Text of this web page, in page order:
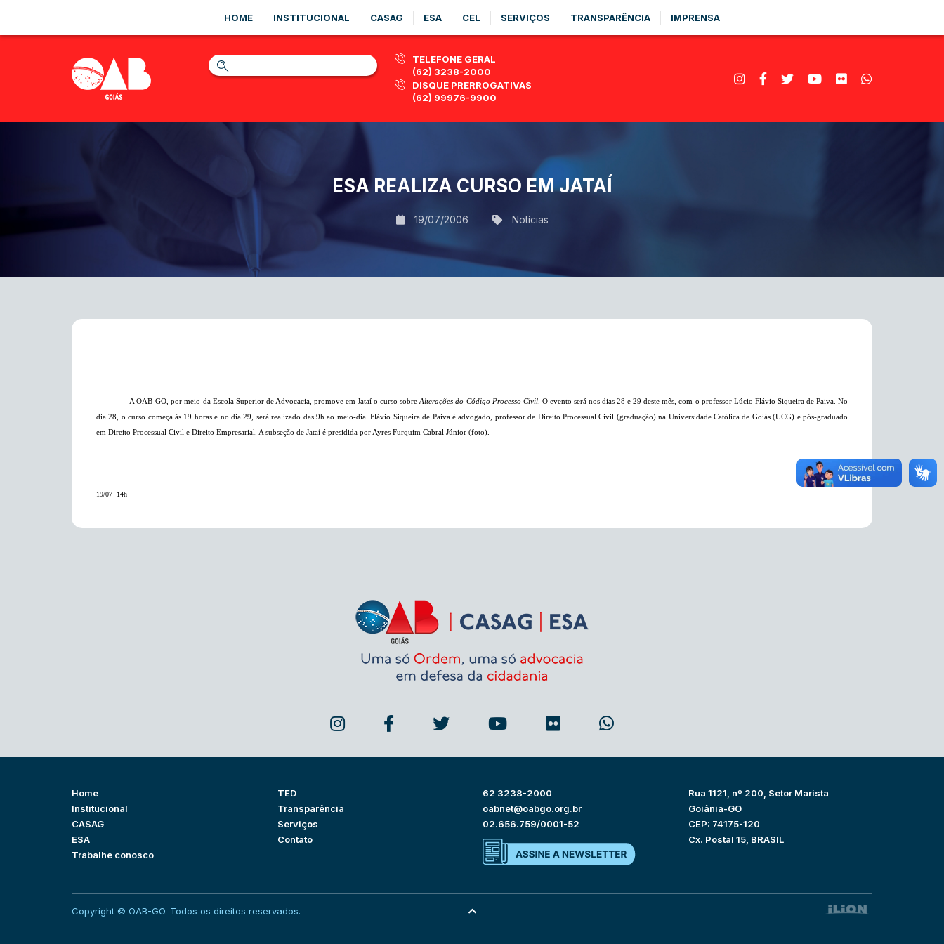
HOME INSTITUCIONAL CASAG ESA CEL SERVIÇOS TRANSPARÊNCIA IMPRENSA
TELEFONE GERAL
(62) 3238-2000
DISQUE PRERROGATIVAS
(62) 99976-9900
ESA REALIZA CURSO EM JATAÍ
19/07/2006 Notícias
A OAB-GO, por meio da Escola Superior de Advocacia, promove em Jataí o curso sobreAlterações do Código Processo Civil. O evento será nos dias 28 e 29 deste mês, com o professor Lúcio Flávio Siqueira de Paiva. No
dia 28, o curso começa às 19 horas e no dia 29, será realizado das 9h ao meio-dia.Flávio Siqueira de Paiva é advogado, professor de Direito Processual Civil (graduação) na Universidade Católica de Goiás (UCG) e pós-graduado
em Direito Processual Civil e Direito Empresarial . A subseção de Jataí é presidida por Ayres Furquim Cabral Júnior (foto).
19/07  14h
Home
Institucional
CASAG
ESA
Trabalhe conosco
TED
Transparência
Serviços
Contato
62 3238-2000
oabnet@oabgo.org.br
02.656.759/0001-52
Rua 1121, nº 200, Setor Marista
Goiânia-GO
CEP: 74175-120
Cx. Postal 15, BRASIL
Copyright © OAB-GO. Todos os direitos reservados.